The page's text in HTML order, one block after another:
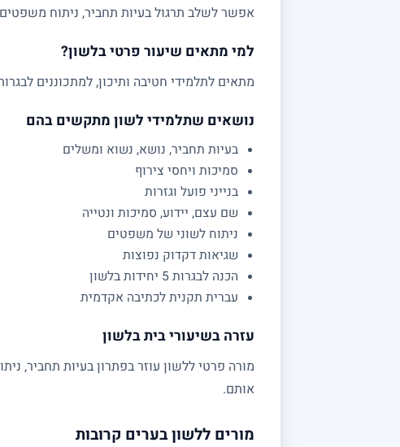
אפשר לשלב תרגול בעיות תחביר, ניתוח
למי מתאים שיעור פרטי בלשון?
מתאים לתלמידי חטיבה ותיכון, למתכוננים
נושאים שתלמידי לשון מתקשים בהם
בעיות תחביר, נושא, נשוא ומשלים
סמיכות ויחסי צירוף
בנייני פועל וגזרות
שם עצם, יידוע, סמיכות ונטייה
ניתוח לשוני של משפטים
שגיאות דקדוק נפוצות
הכנה לבגרות 5 יחידות בלשון
עברית תקנית לכתיבה אקדמית
עזרה בשיעורי בית בלשון
מורה פרטי ללשון עוזר בפתרון בעיות תחביר,
אותם.
מורים ללשון בערים קרובות